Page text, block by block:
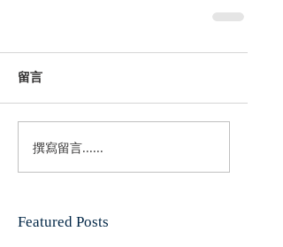
留言
撰寫留言......
Featured Posts